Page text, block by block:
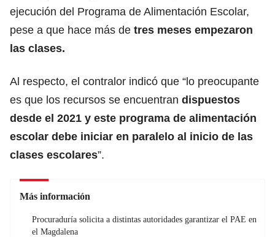
ejecución del Programa de Alimentación Escolar,
pese a que hace más de tres meses empezaron
las clases.
Al respecto, el contralor indicó que “lo preocupante
es que los recursos se encuentran dispuestos
desde el 2021 y este programa de alimentación
escolar debe iniciar en paralelo al inicio de las
clases escolares”.
Más información
Procuraduría solicita a distintas autoridades garantizar el PAE en
el Magdalena